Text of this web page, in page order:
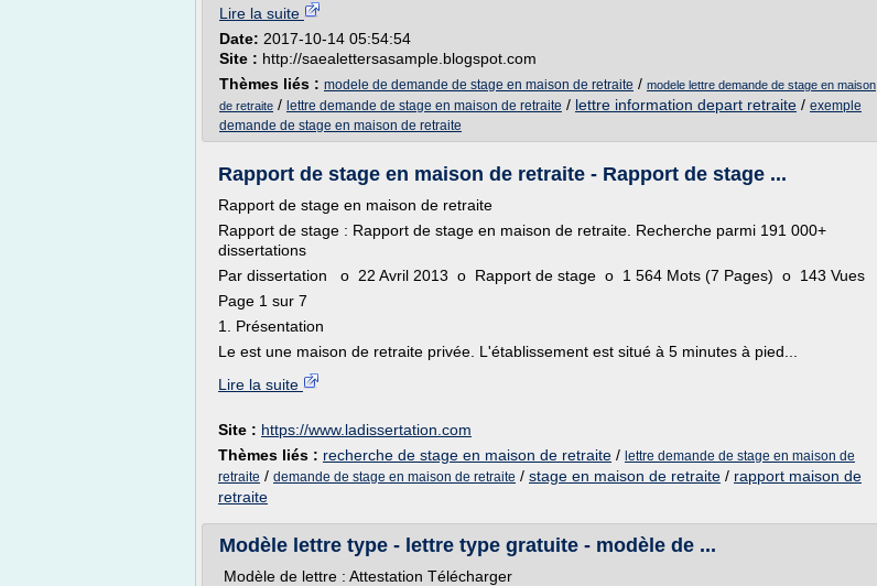
Lire la suite
Date: 2017-10-14 05:54:54
Site : http://saealettersasample.blogspot.com
Thèmes liés : modele de demande de stage en maison de retraite / modele lettre demande de stage en maison
de retraite / lettre demande de stage en maison de retraite / lettre information depart retraite / exemple
demande de stage en maison de retraite
Rapport de stage en maison de retraite - Rapport de stage ...
Rapport de stage en maison de retraite
Rapport de stage : Rapport de stage en maison de retraite. Recherche parmi 191 000+
dissertations
Par dissertation o 22 Avril 2013 o Rapport de stage o 1 564 Mots (7 Pages) o 143 Vues
Page 1 sur 7
1. Présentation
Le est une maison de retraite privée. L'établissement est situé à 5 minutes à pied...
Lire la suite
Site : https://www.ladissertation.com
Thèmes liés : recherche de stage en maison de retraite / lettre demande de stage en maison de
retraite / demande de stage en maison de retraite / stage en maison de retraite / rapport maison de
retraite
Modèle lettre type - lettre type gratuite - modèle de ...
Modèle de lettre : Attestation Télécharger